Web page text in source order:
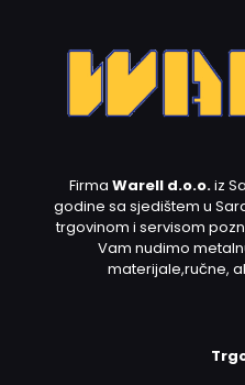
Firma Warell d.o.o.iz
godine sa sjedištem u
trgovinom i servisom
Vam nudimo
materijale,ručne,